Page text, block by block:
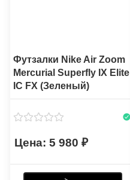
Футзалки Nike Air Zoom
Mercurial Superfly IX Elite
IC FX (Зеленый)
5 980